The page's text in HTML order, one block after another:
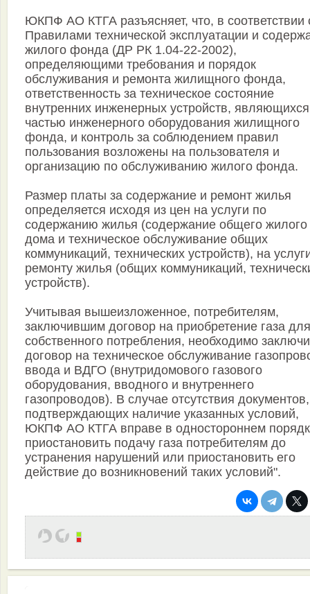
ЮКПФ АО КТГА разъясняет, что, в соответствии
Правилами технической эксплуатации и
жилого фонда (ДР РК 1.04-22-2002),
определяющими требования и порядок
обслуживания и ремонта жилищного фонда,
ответственность за техническое состояние
внутренних инженерных устройств, являющихся
частью инженерного оборудования жилищного
фонда, и контроль за соблюдением правил
пользования возложены на пользователя и
организацию по обслуживанию жилого фонда.
Размер платы за содержание и ремонт жилья
определяется исходя из цен на услуги по
содержанию жилья (содержание общего жилого
дома и техническое обслуживание общих
коммуникаций, технических устройств), на
ремонту жилья (общих коммуникаций,
устройств).
Учитывая вышеизложенное, потребителям,
заключившим договор на приобретение газа для
собственного потребления, необходимо
договор на техническое обслуживание
ввода и ВДГО (внутридомового газового
оборудования, вводного и внутреннего
газопроводов). В случае отсутствия документов,
подтверждающих наличие указанных условий,
ЮКПФ АО КТГА вправе в одностороннем
приостановить подачу газа потребителям до
устранения нарушений или приостановить его
действие до возникновений таких условий".